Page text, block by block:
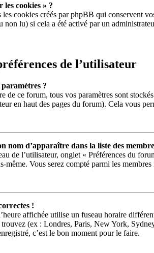
cookies » ?
les cookies créés par phpBB qui conservent
non lu) si cela a été activé par un
de l’utilisateur
?
de ce forum, tous vos paramètres sont
en haut des pages du forum). Cela vous
nom d’apparaître dans la liste des
de l’utilisateur, onglet « Préférences du
même. Vous serez compté parmi les
!
affichée utilise un fuseau horaire
(ex : Londres, Paris, New York,
c’est le bon moment pour le faire.